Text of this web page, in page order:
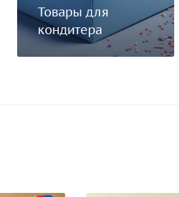
Товары для
кондитера